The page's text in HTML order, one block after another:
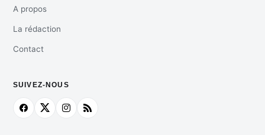
A propos
La rédaction
Contact
SUIVEZ-NOUS